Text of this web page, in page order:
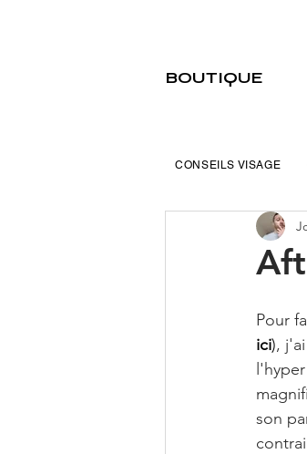
BOUTIQUE
Pour
ici),
son
CONSEILS VISAGE